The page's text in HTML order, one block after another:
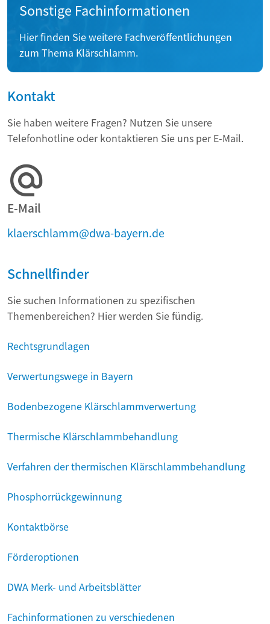
Sonstige Fachinformationen
Hier finden Sie weitere Fachveröffentlichungen
zum Thema Klärschlamm.
Kontakt
Sie haben weitere Fragen? Nutzen Sie unsere
Telefonhotline oder kontaktieren Sie uns per E-Mail.
E-Mail
klaerschlamm@dwa-bayern.de
Schnellfinder
Sie suchen Informationen zu spezifischen
Themenbereichen? Hier werden Sie fündig.
Rechtsgrundlagen
Verwertungswege in Bayern
Bodenbezogene Klärschlammverwertung
Thermische Klärschlammbehandlung
Verfahren der thermischen Klärschlammbehandlung
Phosphorrückgewinnung
Kontaktbörse
Förderoptionen
DWA Merk- und Arbeitsblätter
Fachinformationen zu verschiedenen